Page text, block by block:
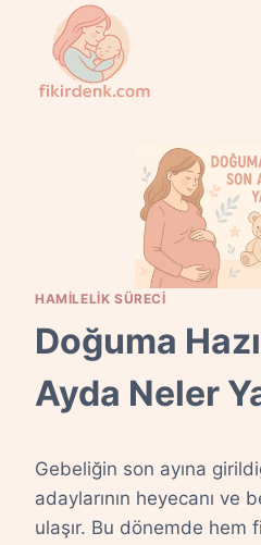
content
HAMILELIK SÜRECI
Doğuma
Ayda Neler
Gebeliğin son ayına
adaylarının heyecanı ve
ulaşır. Bu dönemde hem